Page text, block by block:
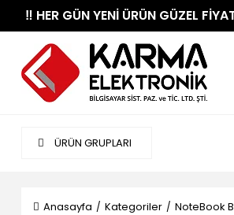
​‼️​ HER GÜN YENİ ÜRÜN GÜZEL
ÜRÜN GRUPLARI
Anasayfa Kategoriler NoteBook